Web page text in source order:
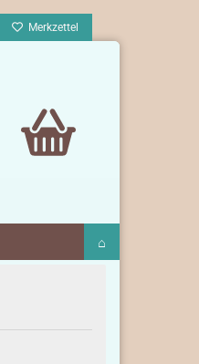
Merkzettel
⌂